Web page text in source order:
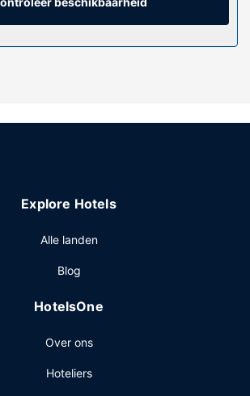
heeft een tuin waar je van het uitzicht
Explore Hotels
Alle landen
Blog
HotelsOne
Over ons
Hoteliers